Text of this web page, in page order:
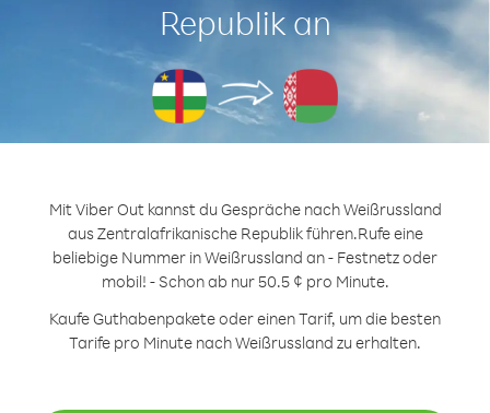
Republik an
Mit Viber Out kannst du Gespräche nach Weißrussland
aus Zentralafrikanische Republik führen.Rufe eine
beliebige Nummer in Weißrussland an - Festnetz oder
mobil! - Schon ab nur 50.5 ¢ pro Minute.
Kaufe Guthabenpakete oder einen Tarif, um die besten
Tarife pro Minute nach Weißrussland zu erhalten.